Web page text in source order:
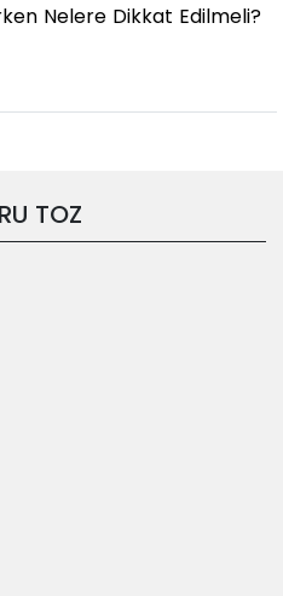
Nelere Dikkat Edilmeli?
TOZ